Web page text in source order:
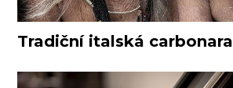
Tradiční italská carbonara